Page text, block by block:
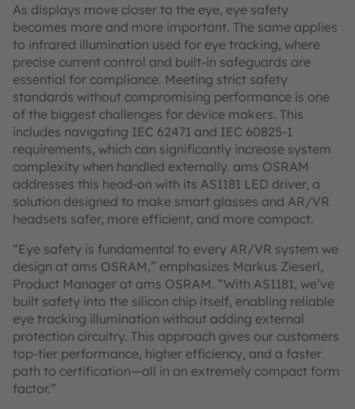
As displays move closer to the eye, eye safety
becomes more and more important. The same applies
to infrared illumination used for eye tracking, where
precise current control and built-in safeguards are
essential for compliance. Meeting strict safety
standards without compromising performance is one
of the biggest challenges for device makers. This
includes navigating IEC 62471 and IEC 60825-1
requirements, which can significantly increase system
complexity when handled externally. ams OSRAM
addresses this head-on with its AS1181 LED driver, a
solution designed to make smart glasses and AR/VR
headsets safer, more efficient, and more compact.
“Eye safety is fundamental to every AR/VR system we
design at ams OSRAM,” emphasizes Markus Zieserl,
Product Manager at ams OSRAM. “With AS1181, we’ve
built safety into the silicon chip itself, enabling reliable
eye tracking illumination without adding external
protection circuitry. This approach gives our customers
top-tier performance, higher efficiency, and a faster
path to certification—all in an extremely compact form
factor.”